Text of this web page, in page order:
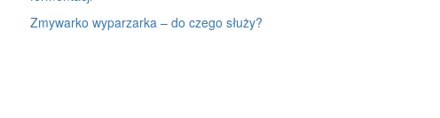
Zmywarko wyparzarka – do czego służy?